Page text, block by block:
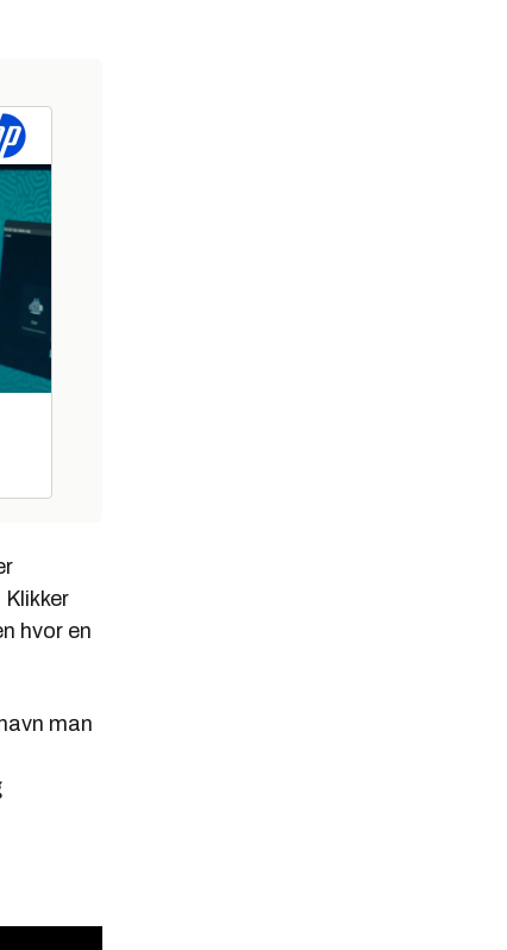
hvor en
man